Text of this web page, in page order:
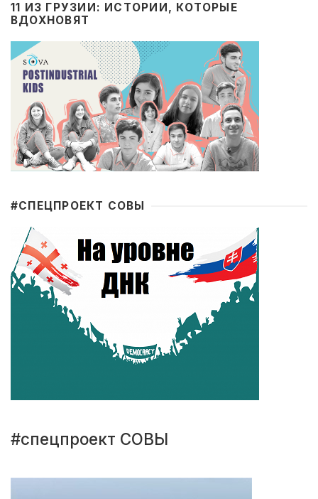
11 ИЗ ГРУЗИИ: ИСТОРИИ, КОТОРЫЕ
ВДОХНОВЯТ
#CПЕЦПРОЕКТ СОВЫ
#спецпроект СОВЫ